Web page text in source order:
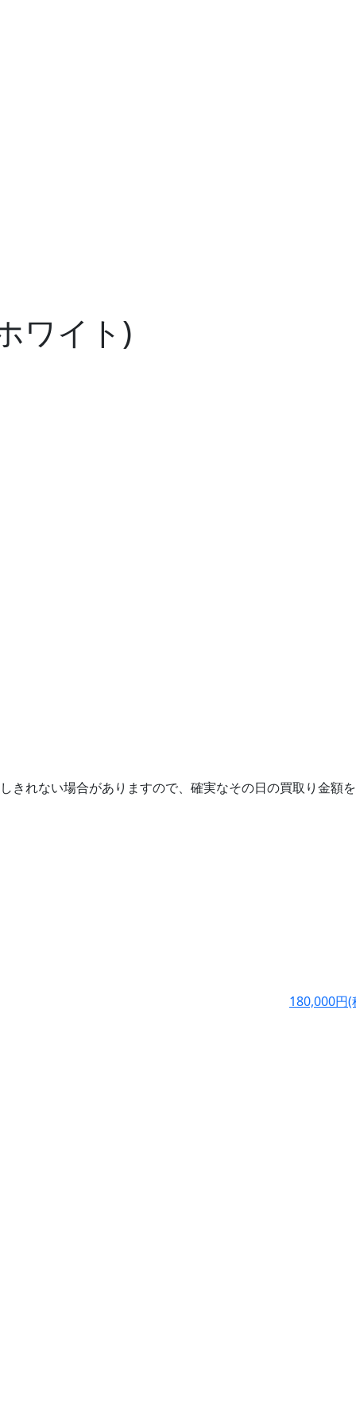
ワイト)
きれない場合がありますので、確実なその日の買取り金額を
180,000円(